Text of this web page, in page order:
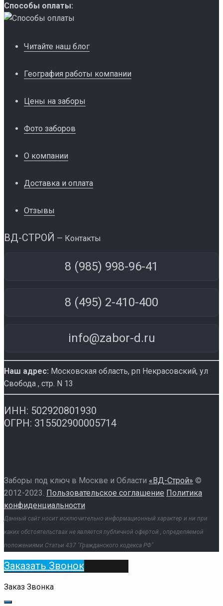
Способы оплаты:
Читайте наш блог
География работы компании
Цены на заборы
Фото заборов
О компании
Доставка и оплата
Отзывы
ВД-СТРОЙ — Контакты
8 (985) 998-96-41
8 (495) 2-410-400
info@zabor-d.ru
Наш адрес: Московская область, рп Некрасовский, ул
Свобода , стр. N 13
ИНН: 502920801930
ОГРН: 315502900005714
Заборы под ключ в Москве и Области «ВД-Строй» ©
2012-2023. Пользовательское соглашение Политика
конфиденциальности
Данный сайт носит исключительно информационный характер и ни при
каких обстоятельствах не является публичной офертой , определяемой
положениями Статьи 437 "Гражданского кодекса РФ"
Заказать Звонок
Заказ Звонка